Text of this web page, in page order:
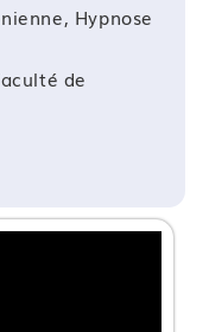
de la
dans
Hypnose
de